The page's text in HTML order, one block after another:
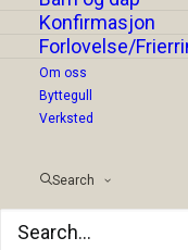
Konfirmasjon
Forlovelse/
Om oss
Byttegull
Verksted
Search